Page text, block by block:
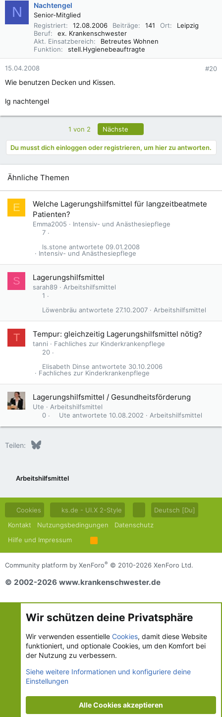
N Nachtengel
Senior-Mitglied
Registriert
12.08.2006 Beiträge 141 Ort
Leipzig
Beruf
ex. Krankenschwester
Akt. Einsatzbereich
Betreutes Wohnen
Funktion
stell.Hygienebeauftragte
15.04.2008 #20
Wie benutzen Decken und Kissen.
lg nachtengel
1 von 2 Nächste
Du musst dich einloggen oder registrieren, um hier zu antworten.
Ähnliche Themen
E
Welche Lagerungshilfsmittel für langzeitbeatmete
Patienten?
Emma2005
Intensiv- und Anästhesiepflege
7
Intensiv- und Anästhesiepflege
09.01.2008
ls.stone
S Lagerungshilfsmittel
sarah89
Arbeitshilfsmittel
1
Arbeitshilfsmittel
27.10.2007
Löwenbräu
T Tempur: gleichzeitig Lagerungshilfsmittel nötig?
tanni
Fachliches zur Kinderkrankenpflege
20
Fachliches zur Kinderkrankenpflege
30.10.2006
Elisabeth Dinse
Lagerungshilfsmittel / Gesundheitsförderung
Ute
Arbeitshilfsmittel
0
Arbeitshilfsmittel
10.08.2002
Ute
Teilen: Bluesky
Arbeitshilfsmittel
Cookies ks.de - UI.X 2-Style
Deutsch [Du]
Kontakt
Nutzungsbedingungen
Datenschutz
Hilfe und Impressum
R
S
S
Community platform by XenForo® © 2010-2026 XenForo Ltd.
© 2002-2026 www.krankenschwester.de
Wir schützen deine Privatsphäre
Wir verwenden essentielle Cookies, damit diese Website
funktioniert, und optionale Cookies, um den Komfort bei
der Nutzung zu verbessern.
Siehe weitere Informationen und konfiguriere deine
Einstellungen
Alle Cookies akzeptieren